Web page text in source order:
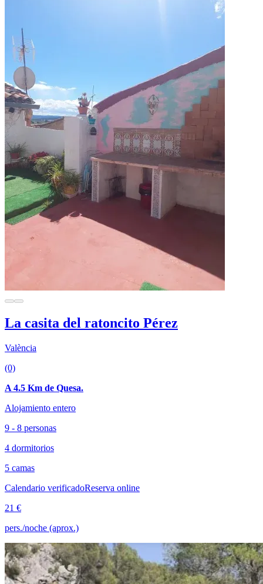
La casita del ratoncito Pérez
València
(0)
A 4.5 Km de Quesa.
Alojamiento entero
9 - 8 personas
4 dormitorios
5 camas
Calendario verificadoReserva online
21 €
pers./noche (aprox.)